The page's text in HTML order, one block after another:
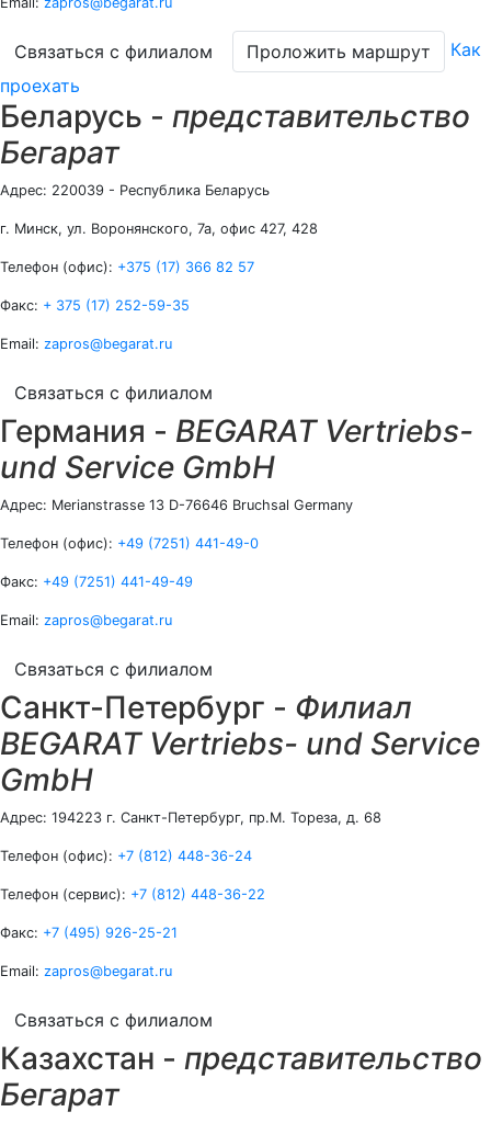
Связаться с филиалом Проложить маршрут
Как
проехать
Беларусь - представительство
Бегарат
Адрес: 220039 - Республика Беларусь
г. Минск, ул. Воронянского, 7а, офис 427, 428
Телефон (офис): +375 (17) 366 82 57
Факс: + 375 (17) 252-59-35
Email: zapros@begarat.ru
Связаться с филиалом
Германия - BEGARAT Vertriebs-
und Service GmbH
Адрес: Merianstrasse 13 D-76646 Bruchsal Germany
Телефон (офис): +49 (7251) 441-49-0
Факс: +49 (7251) 441-49-49
Email: zapros@begarat.ru
Связаться с филиалом
Санкт-Петербург - Филиал
BEGARAT Vertriebs- und Service
GmbH
Адрес: 194223 г. Санкт-Петербург, пр.М. Тореза, д. 68
Телефон (офис): +7 (812) 448-36-24
Телефон (сервис): +7 (812) 448-36-22
Факс: +7 (495) 926-25-21
Email: zapros@begarat.ru
Связаться с филиалом
Казахстан - представительство
Бегарат